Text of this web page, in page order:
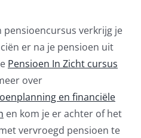
pensioencursus verkrijg je
er na je pensioen uit
Pensioen In Zicht cursus
over
en financiële
en kom je er achter of het
vervroegd pensioen te